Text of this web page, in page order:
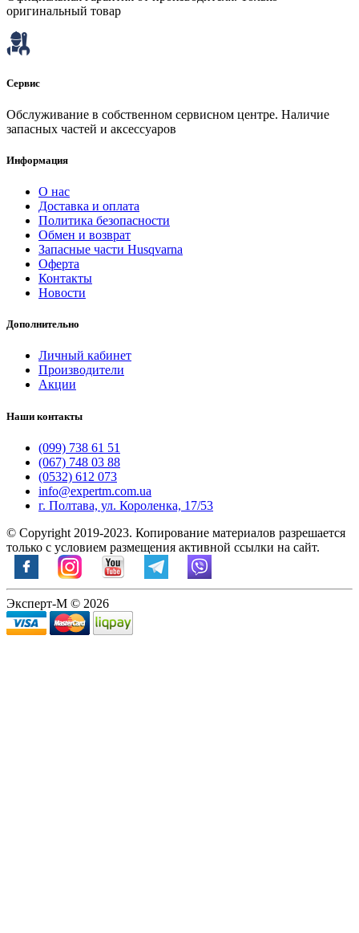
оригинальный товар
Сервис
Обслуживание в собственном сервисном центре. Наличие
запасных частей и аксессуаров
Информация
О нас
Доставка и оплата
Политика безопасности
Обмен и возврат
Запасные части Husqvarna
Оферта
Контакты
Новости
Дополнительно
Личный кабинет
Производители
Акции
Наши контакты
(099) 738 61 51
(067) 748 03 88
(0532) 612 073
info@expertm.com.ua
г. Полтава, ул. Короленка, 17/53
© Copyright 2019-2023. Копирование материалов разрешается
только с условием размещения активной ссылки на сайт.
Эксперт-М © 2026